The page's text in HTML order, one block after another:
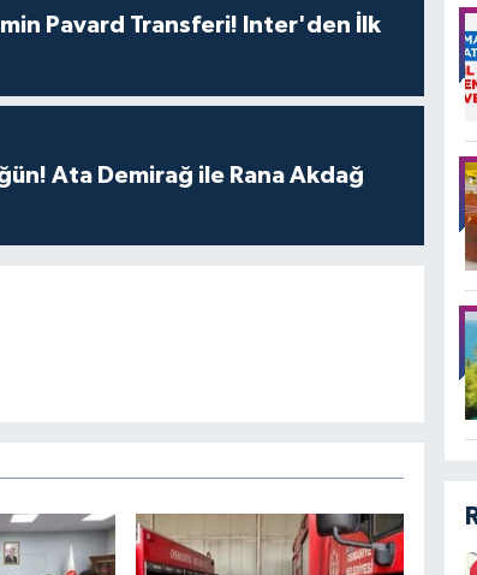
Pavard Transferi! Inter'den İlk
Ata Demirağ ile Rana Akdağ